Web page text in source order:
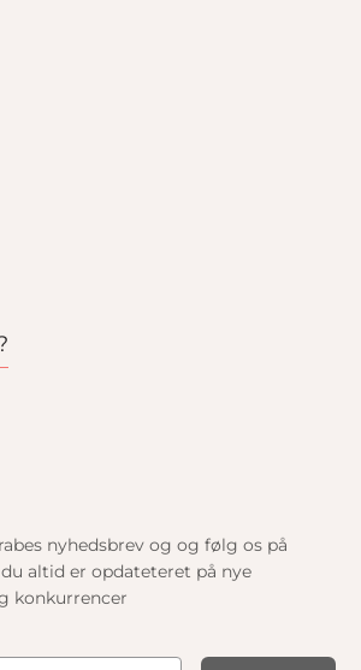
nyhedsbrev og og følg os på
altid er opdateteret på nye
konkurrencer